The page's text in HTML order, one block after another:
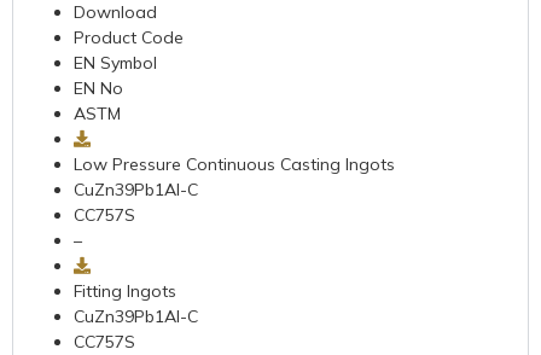
Download
Product Code
EN Symbol
EN No
ASTM
Low Pressure Continuous Casting Ingots
CuZn39Pb1Al-C
CC757S
–
Fitting Ingots
CuZn39Pb1Al-C
CC757S